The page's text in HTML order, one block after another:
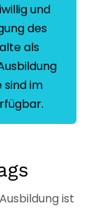
und
des
als
sind im
ist